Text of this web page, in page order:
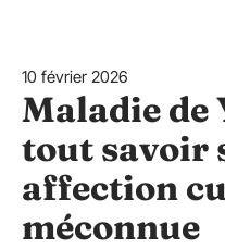
10 février 2026
Maladie de
tout savoir
affection
méconnue